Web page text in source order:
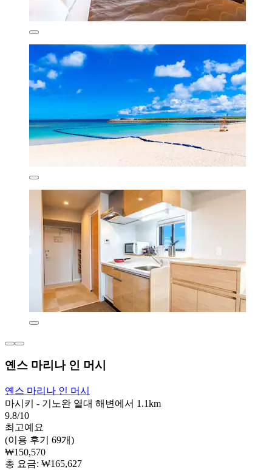
옌스 마리나 인 머시
옌스 마리나 인 머시
마시키 - 기노완 열대 해변에서 1.1km
9.8/10
최고예요
(이용 후기 69개)
₩150,570
총 요금: ₩165,627